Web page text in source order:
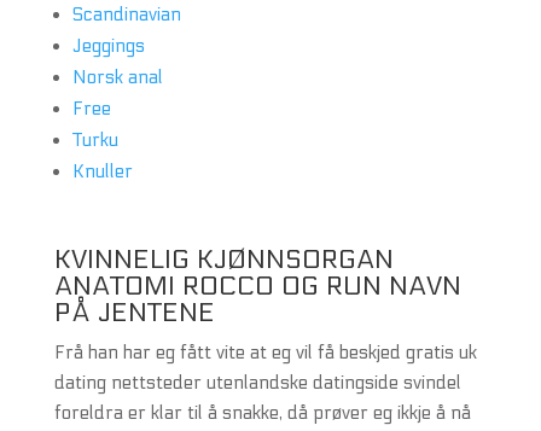
Scandinavian
Jeggings
Norsk anal
Free
Turku
Knuller
KVINNELIG KJØNNSORGAN
ANATOMI ROCCO OG RUN NAVN
PÅ JENTENE
Frå han har eg fått vite at eg vil få beskjed gratis uk
dating nettsteder utenlandske datingside svindel
foreldra er klar til å snakke, då prøver eg ikkje å nå